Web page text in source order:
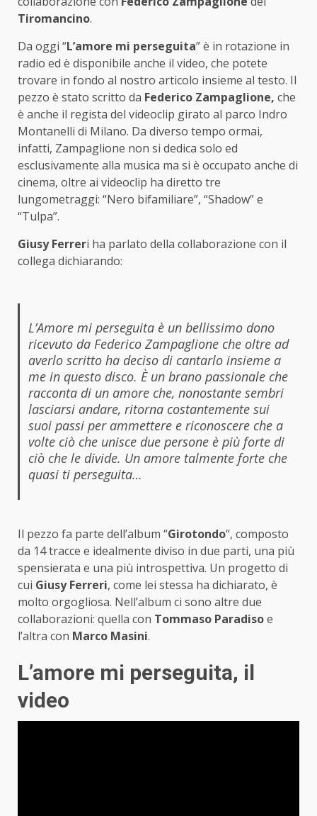
Tiromancino.
Da oggi “L’amore mi perseguita” è in rotazione in
radio ed è disponibile anche il video, che potete
trovare in fondo al nostro articolo insieme al testo. Il
pezzo è stato scritto da Federico Zampaglione, che
è anche il regista del videoclip girato al parco Indro
Montanelli di Milano. Da diverso tempo ormai,
infatti, Zampaglione non si dedica solo ed
esclusivamente alla musica ma si è occupato anche di
cinema, oltre ai videoclip ha diretto tre
lungometraggi: “Nero bifamiliare”, “Shadow” e
“Tulpa”.
Giusy Ferreri ha parlato della collaborazione con il
collega dichiarando:
L’Amore mi perseguita è un bellissimo dono
ricevuto da Federico Zampaglione che oltre ad
averlo scritto ha deciso di cantarlo insieme a
me in questo disco. È un brano passionale che
racconta di un amore che, nonostante sembri
lasciarsi andare, ritorna costantemente sui
suoi passi per ammettere e riconoscere che a
volte ciò che unisce due persone è più forte di
ciò che le divide. Un amore talmente forte che
quasi ti perseguita…
Il pezzo fa parte dell’album “Girotondo“, composto
da 14 tracce e idealmente diviso in due parti, una più
spensierata e una più introspettiva. Un progetto di
cui Giusy Ferreri, come lei stessa ha dichiarato, è
molto orgogliosa. Nell’album ci sono altre due
collaborazioni: quella con Tommaso Paradisoe
l’altra con Marco Masini.
L’amore mi perseguita, il
video